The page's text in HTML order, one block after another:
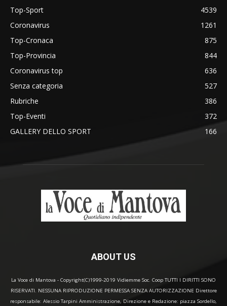
Top-Sport
4539
Coronavirus
1261
Top-Cronaca
875
Top-Provincia
844
Coronavirus top
636
Senza categoria
527
Rubriche
386
Top-Eventi
372
GALLERY DELLO SPORT
166
ABOUT US
La Voce di Mantova - Copyright(C)1999-2019 Vidiemme Soc. Coop TUTTI I DIRITTI SONO
RISERVATI. NESSUNA RIPRODUZIONE PERMESSA SENZA AUTORIZZAZIONE Direttore
responsabile: Alessio Tarpini Amministrazione, Direzione e Redazione: piazza Sordello,